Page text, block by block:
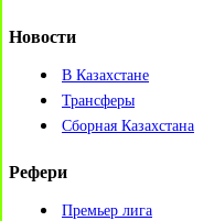
Новости
В Казахстане
Трансферы
Сборная Казахстана
Рефери
Премьер лига